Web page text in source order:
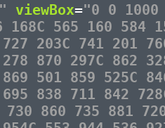
viewBox="0 0 1000
168C 565 160 584
203C 741 201
870 297C 862
501 859 525C
838 711 842
860 735 881